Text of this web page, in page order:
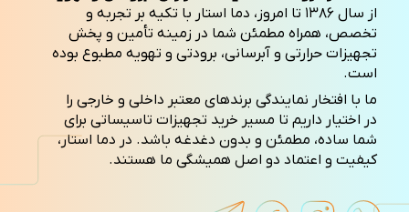
از سال ۱۳۸۶ تا امروز، دما استار با تکیه بر تجربه و
تخصص، همراه مطمئن شما در زمینه تأمین و پخش
تجهیزات حرارتی و آبرسانی، برودتی و تهویه مطبوع بوده
است.
ما با افتخار نمایندگی برندهای معتبر داخلی و خارجی را
در اختیار داریم تا مسیر خرید تجهیزات تاسیساتی برای
شما ساده، مطمئن و بدون دغدغه باشد. در دما استار،
کیفیت و اعتماد دو اصل همیشگی ما هستند.